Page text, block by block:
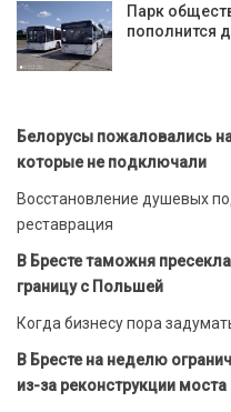
Парк
пополнится
Белорусы пожаловались
которые не подключали
Восстановление душевых
реставрация
В Бресте таможня
границу с Польшей
Когда бизнесу пора
В Бресте на неделю
из-за реконструкции моста